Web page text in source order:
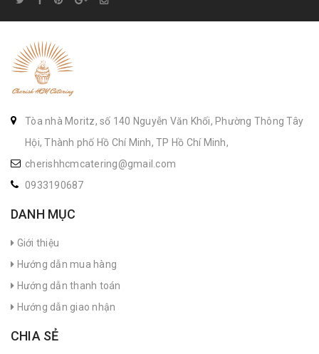
Tòa nhà Moritz, số 140 Nguyễn Văn Khối, Phường Thông Tây
Hội, Thành phố Hồ Chí Minh, TP Hồ Chí Minh,
cherishhcmcatering@gmail.com
0933190687
DANH MỤC
Giới thiệu
Hướng dẫn mua hàng
Hướng dẫn thanh toán
Hướng dẫn giao nhận
CHIA SẺ